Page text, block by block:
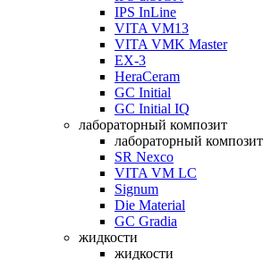
IPS InLine
VITA VM13
VITA VMK Master
EX-3
HeraCeram
GC Initial
GC Initial IQ
лабораторный композит
лабораторный композит
SR Nexco
VITA VM LC
Signum
Die Material
GC Gradia
жидкости
жидкости